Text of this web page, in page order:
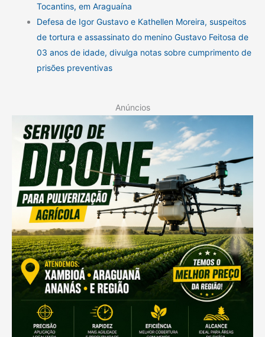
Tocantins, em Araguaína
Defesa de Igor Gustavo e Kathellen Moreira, suspeitos
de tortura e assassinato do menino Gustavo Feitosa de
03 anos de idade, divulga notas sobre cumprimento de
prisões preventivas
Anúncios